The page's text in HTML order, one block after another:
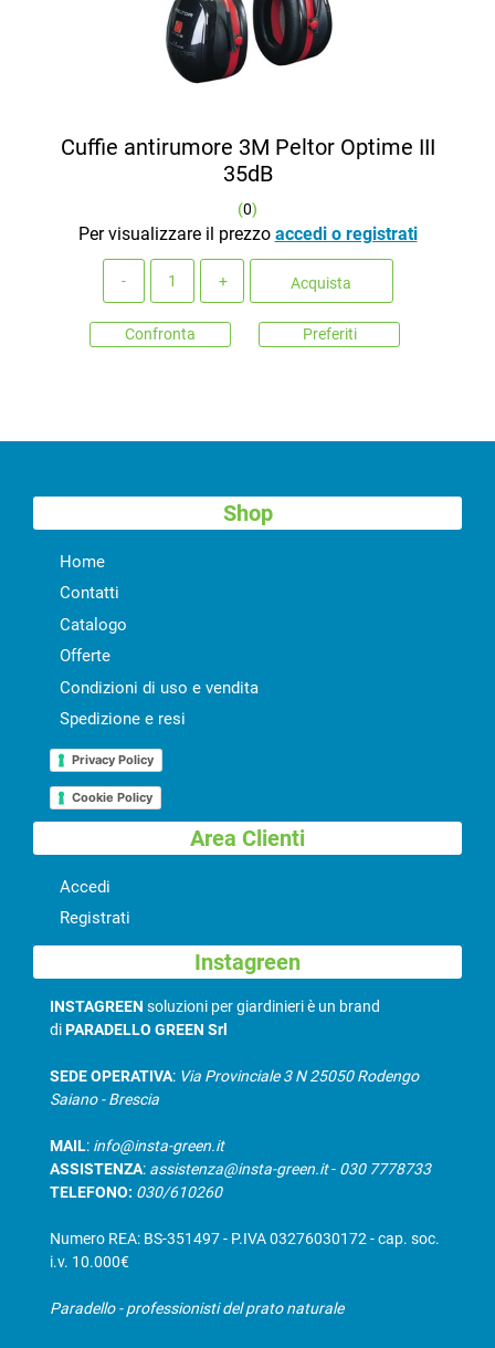
Cuffie antirumore 3M Peltor Optime III
35dB
(0)
Per visualizzare il prezzo accedi o registrati
Acquista
Confronta Preferiti
Shop
Home
Contatti
Catalogo
Offerte
Condizioni di uso e vendita
Spedizione e resi
Privacy Policy
Cookie Policy
Area Clienti
Accedi
Registrati
Instagreen
INSTAGREEN soluzioni per giardinieri è un brand
diPARADELLO GREEN Srl
SEDE OPERATIVA: Via Provinciale 3 N 25050 Rodengo
Saiano - Brescia
MAIL: info@insta-green.it
ASSISTENZA: assistenza@insta-green.it- 030 7778733
TELEFONO: 030/610260
Numero REA: BS-351497 - P.IVA 03276030172 - cap. soc.
i.v. 10.000€
Paradello - professionisti del prato naturale